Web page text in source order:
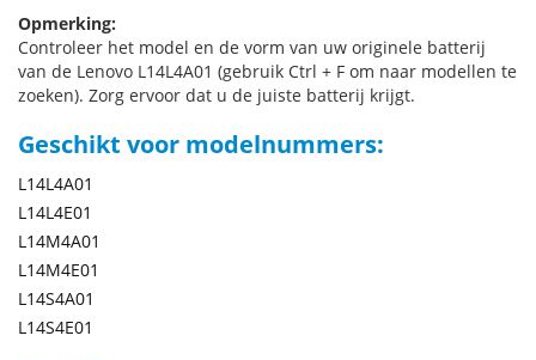
Opmerking:
Controleer het model en de vorm van uw originele batterij
van de Lenovo L14L4A01 (gebruik Ctrl + F om naar modellen te
zoeken). Zorg ervoor dat u de juiste batterij krijgt.
Geschikt voor modelnummers:
L14L4A01
L14L4E01
L14M4A01
L14M4E01
L14S4A01
L14S4E01